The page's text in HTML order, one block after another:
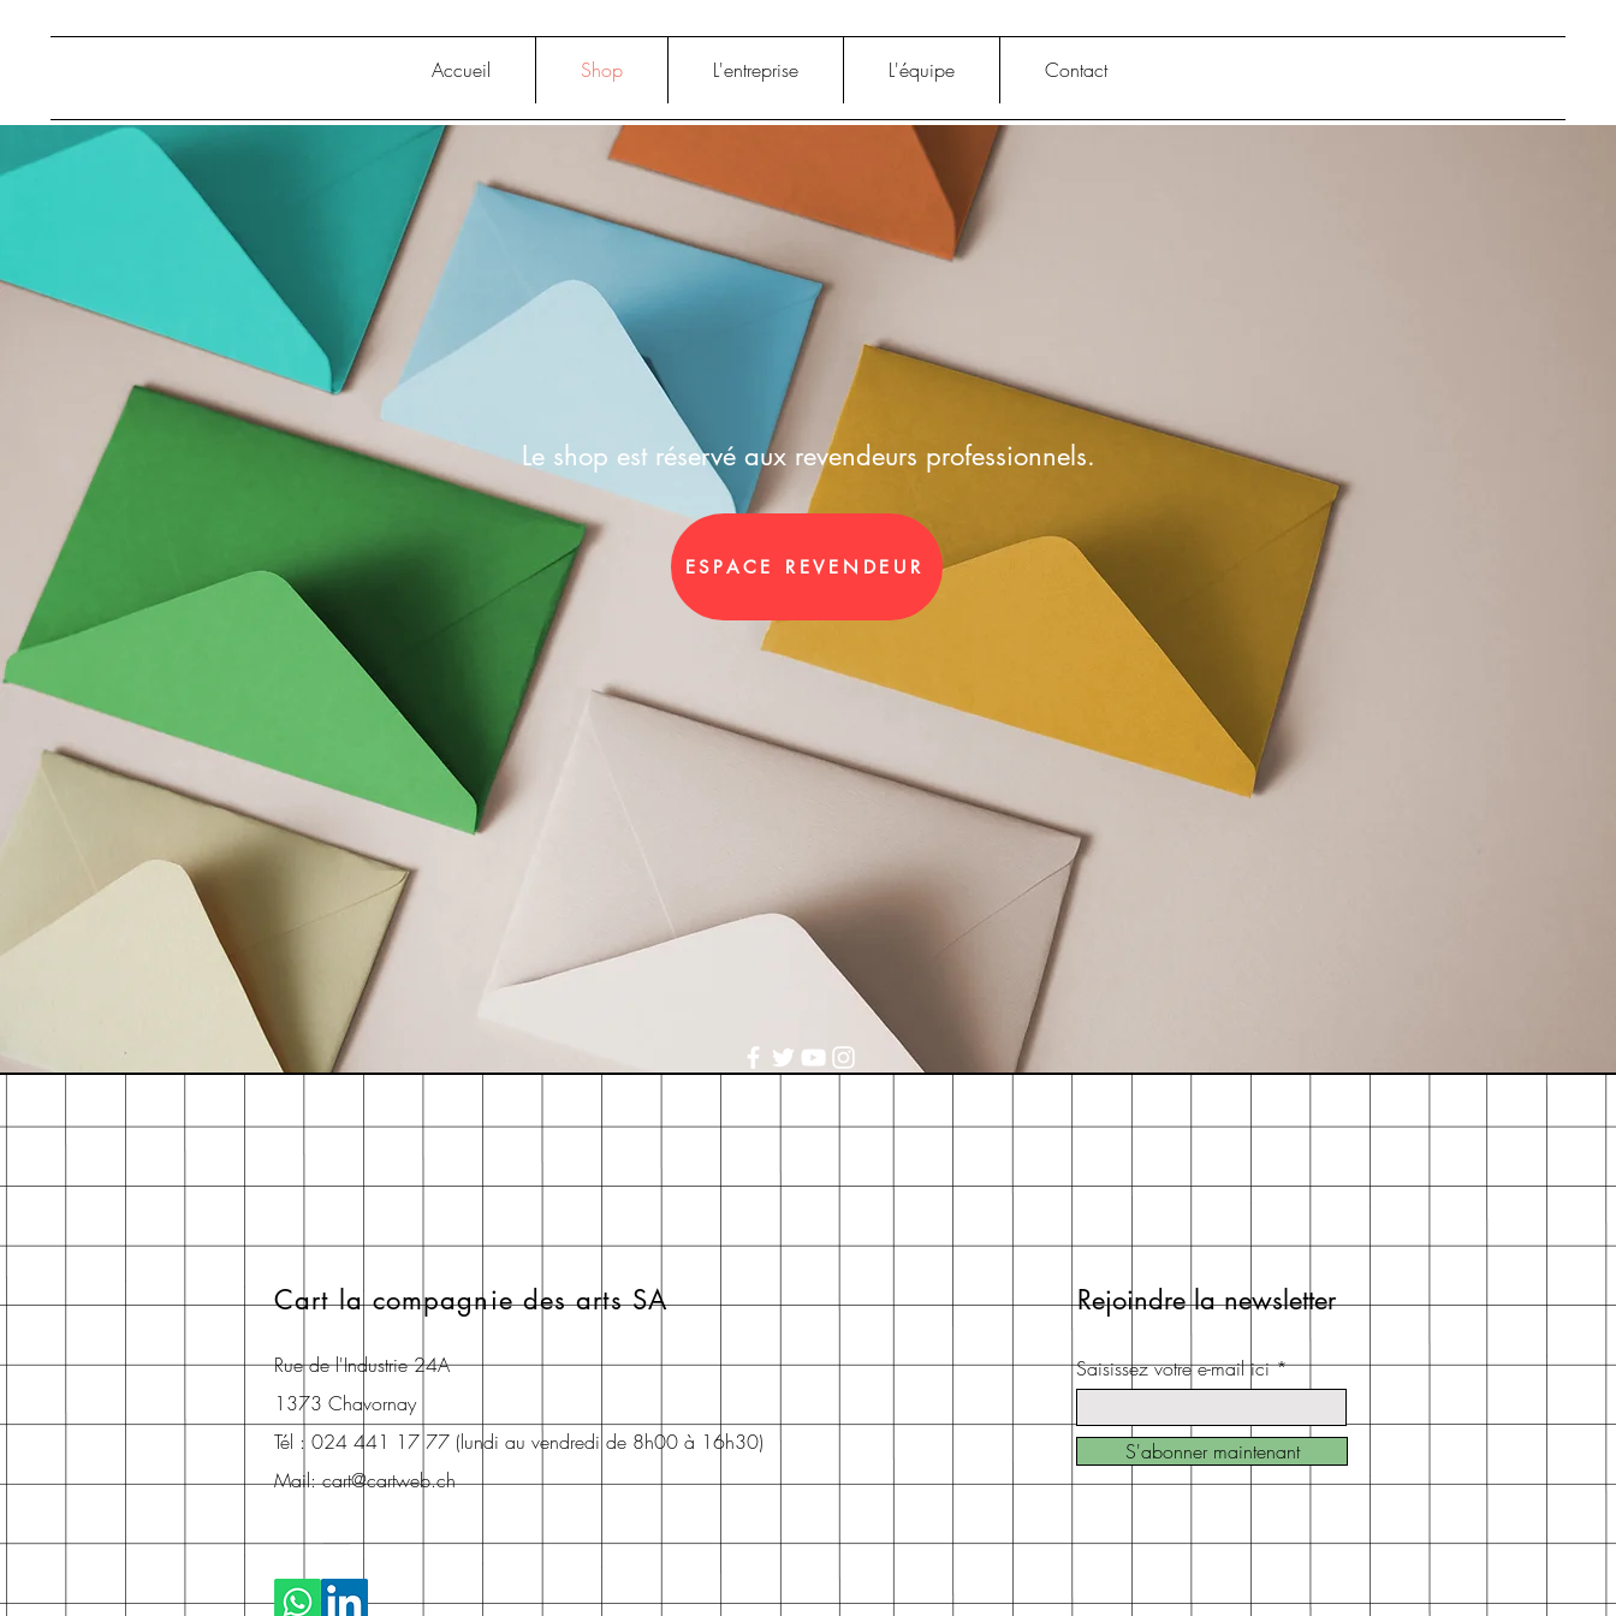
Accueil Shop L'entreprise L'équipe Contact
Le shop est réservé aux revendeurs professionnels.
ESPACE REVENDEUR
Cart la compagnie des arts SA
Rue de l'Industrie 24A
1373 Chavornay
Tél : 024 441 17 77 (lundi au vendredi de 8h00 à 16h30)
Mail:cart@cartweb.ch
Rejoindre la newsletter
Saisissez votre e-mail ici
S'abonner maintenant